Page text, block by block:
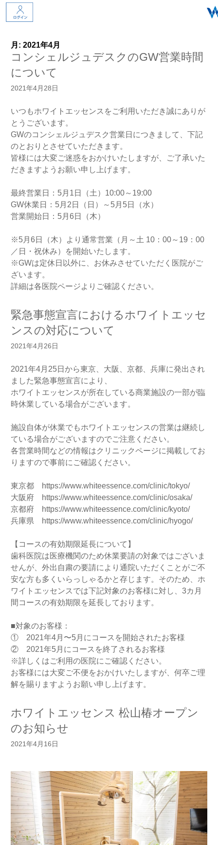
月:2021年4月
コンシェルジュデスクのGW営業時間
について
2021年4月28日
いつもホワイトエッセンスをご利用いただき誠にありが
とうございます。
GWのコンシェルジュデスク営業日につきまして、下記
のとおりとさせていただきます。
皆様には大変ご迷惑をおかけいたしますが、ご了承いた
だきますようお願い申し上げます。
最終営業日：5月1日（土）10:00～19:00
GW休業日：5月2日（日）～5月5日（水）
営業開始日：5月6日（木）
※5月6日（木）より通常営業（月～土 10：00～19：00
／日・祝休み）を開始いたします。
※GWは定休日以外に、お休みさせていただく医院がご
ざいます。
詳細は各医院ページよりご確認ください。
緊急事態宣言におけるホワイトエッセ
ンスの対応について
2021年4月26日
2021年4月25日から東京、大阪、京都、兵庫に発出され
ました緊急事態宣言により、
ホワイトエッセンスが所在している商業施設の一部が臨
時休業している場合がございます。
施設自体が休業でもホワイトエッセンスの営業は継続し
ている場合がございますのでご注意ください。
各営業時間などの情報はクリニックページに掲載してお
りますので事前にご確認ください。
東京都 https://www.whiteessence.com/clinic/tokyo/
大阪府 https://www.whiteessence.com/clinic/osaka/
京都府 https://www.whiteessence.com/clinic/kyoto/
兵庫県 https://www.whiteessence.com/clinic/hyogo/
【コースの有効期限延長について】
歯科医院は医療機関のため休業要請の対象ではございま
せんが、外出自粛の要請により通院いただくことがご不
安な方も多くいらっしゃるかと存じます。そのため、ホ
ワイトエッセンスでは下記対象のお客様に対し、3カ月
間コースの有効期限を延長しております。
■対象のお客様：
① 2021年4月〜5月にコースを開始されたお客様
② 2021年5月にコースを終了されるお客様
※詳しくはご利用の医院にご確認ください。
お客様には大変ご不便をおかけいたしますが、何卒ご理
解を賜りますようお願い申し上げます。
ホワイトエッセンス 松山椿オープン
のお知らせ
2021年4月16日